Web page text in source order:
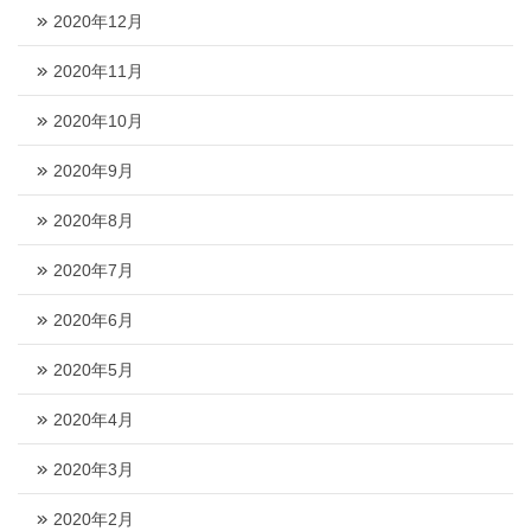
2020年12月
2020年11月
2020年10月
2020年9月
2020年8月
2020年7月
2020年6月
2020年5月
2020年4月
2020年3月
2020年2月